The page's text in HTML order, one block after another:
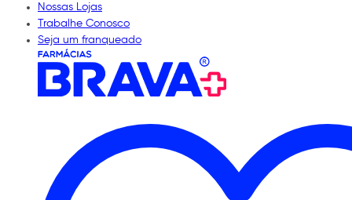
Nossas Lojas
Trabalhe Conosco
Seja um franqueado